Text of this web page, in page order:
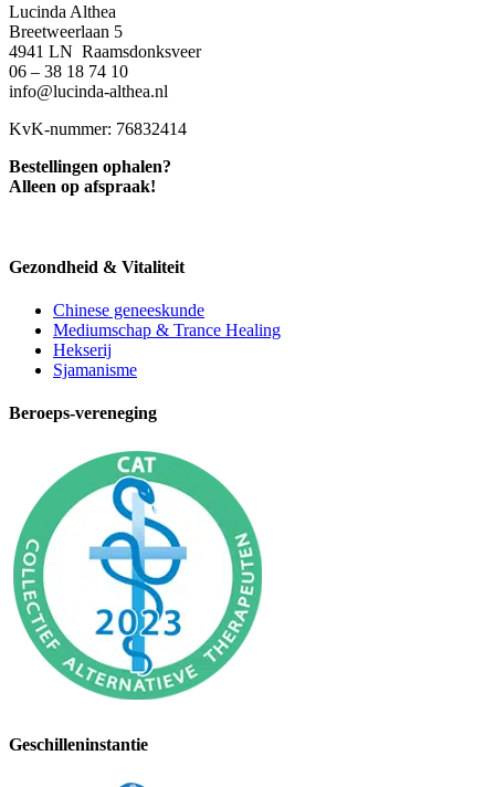
Lucinda Althea
Breetweerlaan 5
4941 LN Raamsdonksveer
06 – 38 18 74 10
info@lucinda-althea.nl
KvK-nummer: 76832414
Bestellingen ophalen?
Alleen op afspraak!
Gezondheid & Vitaliteit
Chinese geneeskunde
Mediumschap & Trance Healing
Hekserij
Sjamanisme
Beroeps-vereneging
Geschilleninstantie